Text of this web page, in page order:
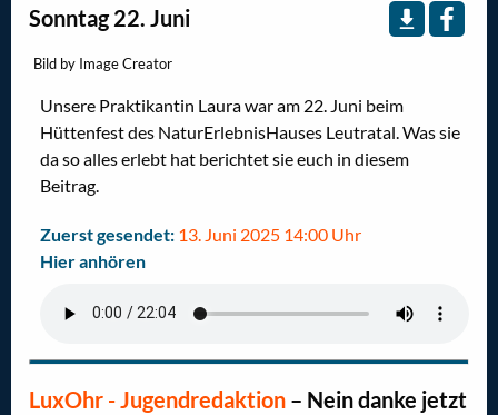
Sonntag 22. Juni
Bild by Image Creator
Unsere Praktikantin Laura war am 22. Juni beim
Hüttenfest des NaturErlebnisHauses Leutratal. Was sie
da so alles erlebt hat berichtet sie euch in diesem
Beitrag.
Zuerst gesendet: 13. Juni 2025 14:00 Uhr
Hier anhören
LuxOhr - Jugendredaktion – Nein danke jetzt